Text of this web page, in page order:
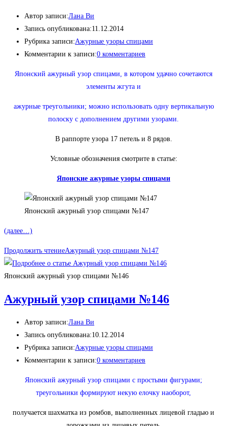
Автор записи:Лана Ви
Запись опубликована:11.12.2014
Рубрика записи:Ажурные узоры спицами
Комментарии к записи:0 комментариев
Японский ажурный узор спицами, в котором удачно сочетаются
элементы жгута и
ажурные треугольники; можно использовать одну вертикальную
полоску с дополнением другими узорами.
В раппорте узора 17 петель и 8 рядов.
Условные обозначения смотрите в статье:
Японские ажурные узоры спицами
Японский ажурный узор спицами №147
(далее…)
Продолжить чтениеАжурный узор спицами №147
Японский ажурный узор спицами №146
Ажурный узор спицами №146
Автор записи:Лана Ви
Запись опубликована:10.12.2014
Рубрика записи:Ажурные узоры спицами
Комментарии к записи:0 комментариев
Японский ажурный узор спицами с простыми фигурами;
треугольники формируют некую елочку наоборот,
получается шахматка из ромбов, выполненных лицевой гладью и